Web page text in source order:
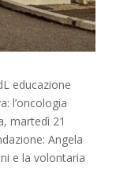
educazione
l’oncologia
, martedì 21
Angela
e la volontaria